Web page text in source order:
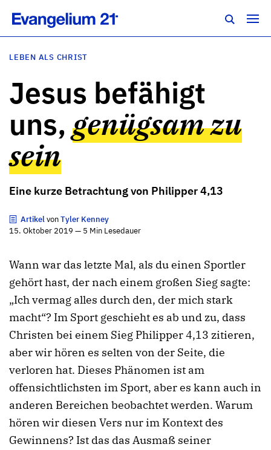
LEBEN ALS CHRIST
Jesus befähigt
uns, genügsam zu
sein
Eine kurze Betrachtung von Philipper 4,13
ArtikelvonTyler Kenney
15. Oktober 2019 — 5 Min Lesedauer
Wann war das letzte Mal, als du einen Sportler
gehört hast, der nach einem großen Sieg sagte:
„Ich vermag alles durch den, der mich stark
macht“? Im Sport geschieht es ab und zu, dass
Christen bei einem Sieg Philipper 4,13 zitieren,
aber wir hören es selten von der Seite, die
verloren hat. Dieses Phänomen ist am
offensichtlichsten im Sport, aber es kann auch in
anderen Bereichen beobachtet werden. Warum
hören wir diesen Vers nur im Kontext des
Gewinnens? Ist das das Ausmaß seiner